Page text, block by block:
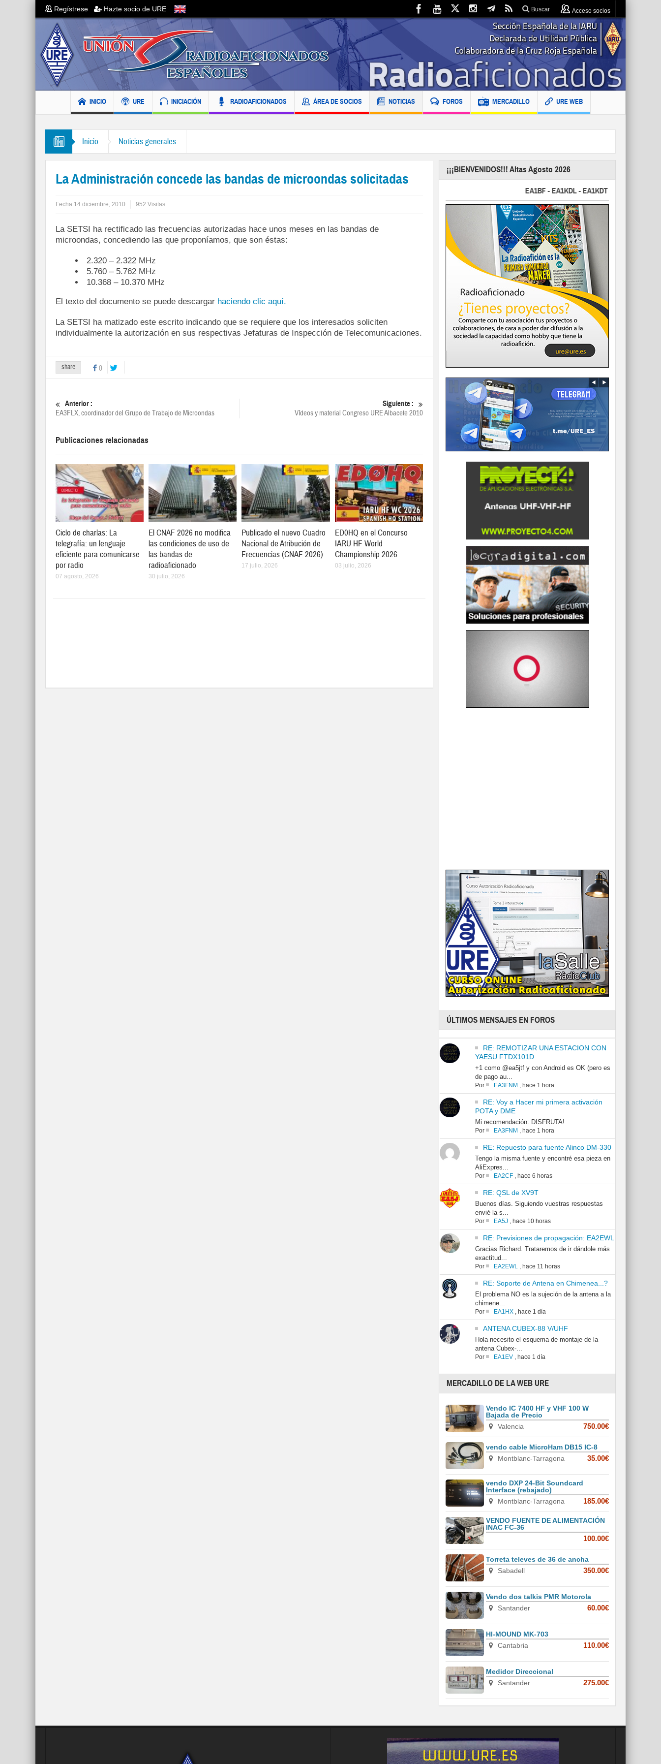
Regístrese Hazte socio de URE Buscar Acceso socios
INICIO URE INICIACIÓN RADIOAFICIONADOS ÁREA DE SOCIOS NOTICIAS FOROS MERCADILLO URE WEB
Inicio Noticias generales
La Administración concede las bandas de microondas solicitadas
Fecha:14 diciembre, 2010 952 Visitas
La SETSI ha rectificado las frecuencias autorizadas hace unos meses en las bandas de
microondas, concediendo las que proponíamos, que son éstas:
2.320 – 2.322 MHz
5.760 – 5.762 MHz
10.368 – 10.370 MHz
El texto del documento se puede descargar haciendo clic aquí.
La SETSI ha matizado este escrito indicando que se requiere que los interesados soliciten
individualmente la autorización en sus respectivas Jefaturas de Inspección de Telecomunicaciones.
share 0
Anterior :
EA3FLX, coordinador del Grupo de Trabajo de Microondas
Siguiente :
Vídeos y material Congreso URE Albacete 2010
Publicaciones relacionadas
Ciclo de charlas: La
telegrafía: un lenguaje
eficiente para comunicarse
por radio
07 agosto, 2026
El CNAF 2026 no modifica
las condiciones de uso de
las bandas de
radioaficionado
30 julio, 2026
Publicado el nuevo Cuadro
Nacional de Atribución de
Frecuencias (CNAF 2026)
17 julio, 2026
ED0HQ en el Concurso
IARU HF World
Championship 2026
03 julio, 2026
¡¡¡BIENVENIDOS!!! Altas Agosto 2026
EA1BF - EA1KDL - EA1KDT - EA2FBJ - EA2FJU
ÚLTIMOS MENSAJES EN FOROS
RE: REMOTIZAR UNA ESTACION CON
YAESU FTDX101D
+1 como @ea5jtf y con Android es OK (pero es
de pago au...
Por EA3FNM , hace 1 hora
RE: Voy a Hacer mi primera activación
POTA y DME
Mi recomendación: DISFRUTA!
Por EA3FNM , hace 1 hora
RE: Repuesto para fuente Alinco DM-330
Tengo la misma fuente y encontré esa pieza en
AliExpres...
Por EA2CF, hace 6 horas
RE: QSL de XV9T
Buenos días. Siguiendo vuestras respuestas
envié la s...
Por EA5J, hace 10 horas
RE: Previsiones de propagación: EA2EWL
Gracias Richard. Trataremos de ir dándole más
exactitud...
Por EA2EWL, hace 11 horas
RE: Soporte de Antena en Chimenea...?
El problema NO es la sujeción de la antena a la
chimene...
Por EA1HX, hace 1 día
ANTENA CUBEX-88 V/UHF
Hola necesito el esquema de montaje de la
antena Cubex-...
Por EA1EV, hace 1 día
MERCADILLO DE LA WEB URE
Vendo IC 7400 HF y VHF 100 W
Bajada de Precio
Valencia
750.00€
vendo cable MicroHam DB15 IC-8
Montblanc-Tarragona
35.00€
vendo DXP 24-Bit Soundcard
Interface (rebajado)
Montblanc-Tarragona
185.00€
VENDO FUENTE DE ALIMENTACIÓN
INAC FC-36
100.00€
Torreta televes de 36 de ancha
Sabadell
350.00€
Vendo dos talkis PMR Motorola
Santander
60.00€
HI-MOUND MK-703
Cantabria
110.00€
Medidor Direccional
Santander
275.00€